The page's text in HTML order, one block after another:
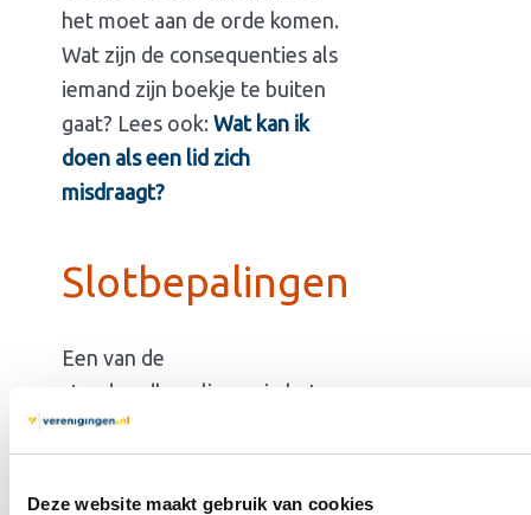
Deze website maakt gebruik van cookies
het moet aan de orde komen.
Wat zijn de consequenties als
iemand zijn boekje te buiten
gaat? Lees ook: Wat kan ik
doen als een lid zich
misdraagt?
Slotbepalingen
Een van de
standaardbepalingen in het
huishoudelijk reglement is: “In
alle gevallen waarin de wet,
de statuten en dit